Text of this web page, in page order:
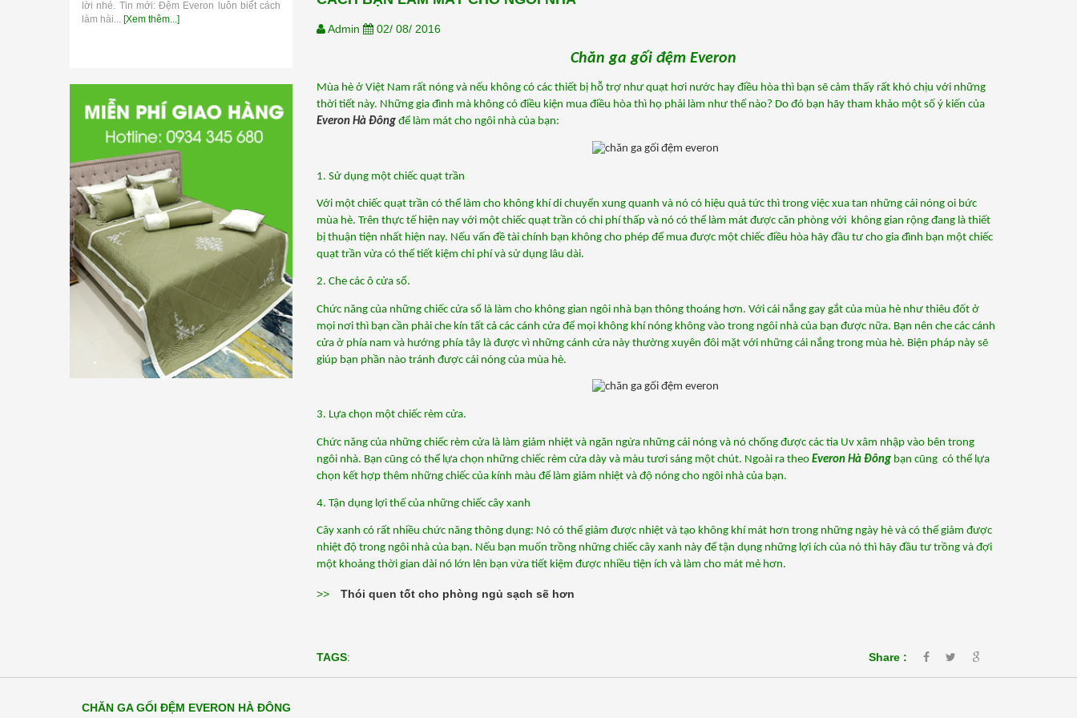
lời nhé. Tin mới: Đệm Everon luôn biết cách
làm hài... [Xem thêm...]
Admin 02/ 08/ 2016
Chăn ga gối đệm Everon
Mùa hè ở Việt Nam rất nóng và nếu không có các thiết bị hỗ trợ như quạt hơi nước hay điều hòa thì bạn sẽ cảm thấy rất khó chịu với những
thời tiết này. Những gia đình mà không có điều kiện mua điều hòa thì họ phải làm như thế nào? Do đó bạn hãy tham khảo một số ý kiến của
Everon Hà Đông để làm mát cho ngôi nhà của bạn:
1. Sử dụng một chiếc quạt trần
Với một chiếc quạt trần có thể làm cho không khí di chuyển xung quanh và nó có hiệu quả tức thì trong việc xua tan những cái nóng oi bức
mùa hè. Trên thực tế hiện nay với một chiếc quạt trần có chi phí thấp và nó có thể làm mát được căn phòng với  không gian rộng đang là thiết
bị thuận tiện nhất hiện nay. Nếu vấn đề tài chính bạn không cho phép để mua được một chiếc điều hòa hãy đầu tư cho gia đình bạn một chiếc
quạt trần vừa có thể tiết kiệm chi phí và sử dụng lâu dài.
2. Che các ô cửa sổ.
Chức năng của những chiếc cửa sổ là làm cho không gian ngôi nhà bạn thông thoáng hơn. Với cái nắng gay gắt của mùa hè như thiêu đốt ở
mọi nơi thì bạn cần phải che kín tất cả các cánh cửa để mọi không khí nóng không vào trong ngôi nhà của bạn được nữa. Bạn nên che các cánh
cửa ở phía nam và hướng phía tây là được vì những cánh cửa này thường xuyên đôi mặt với những cái nắng trong mùa hè. Biện pháp này sẽ
giúp bạn phần nào tránh được cái nóng của mùa hè.
3. Lựa chọn một chiếc rèm cửa.
Chức năng của những chiếc rèm cửa là làm giảm nhiệt và ngăn ngừa những cái nóng và nó chống được các tia Uv xâm nhập vào bên trong
ngôi nhà. Bạn cũng có thể lựa chọn những chiếc rèm cửa dày và màu tươi sáng một chút. Ngoài ra theo Everon Hà Đông bạn cũng  có thể lựa
chọn kết hợp thêm những chiếc của kính màu để làm giảm nhiệt và độ nóng cho ngôi nhà của bạn.
4. Tận dụng lợi thế của những chiếc cây xanh
Cây xanh có rất nhiều chức năng thông dụng: Nó có thể giảm được nhiệt và tạo không khí mát hơn trong những ngày hè và có thể giảm được
nhiệt độ trong ngôi nhà của bạn. Nếu bạn muốn trồng những chiếc cây xanh này để tận dụng những lợi ích của nó thì hãy đầu tư trồng và đợi
một khoảng thời gian dài nó lớn lên bạn vừa tiết kiệm được nhiều tiện ích và làm cho mát mẻ hơn.
>> Thói quen tốt cho phòng ngủ sạch sẽ hơn
TAGS: Share :
CHĂN GA GỐI ĐỆM EVERON HÀ ĐÔNG